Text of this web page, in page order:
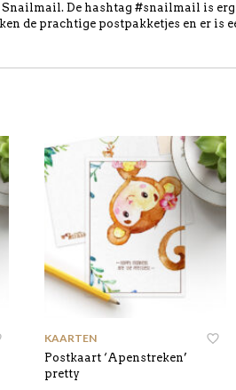
De hashtag #snailmail is
de prachtige postpakketjes en er is
KAARTEN
Postkaart ‘Apenstreken’
pretty